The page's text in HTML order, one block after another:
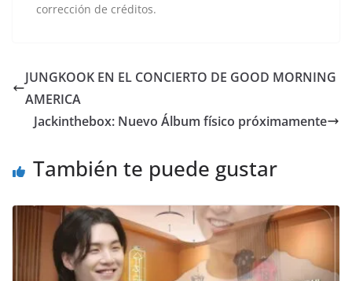
corrección de créditos.
JUNGKOOK EN EL CONCIERTO DE GOOD MORNING
AMERICA
Jackinthebox: Nuevo Álbum físico próximamente
También te puede gustar